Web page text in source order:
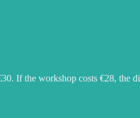
If the workshop costs €28, the